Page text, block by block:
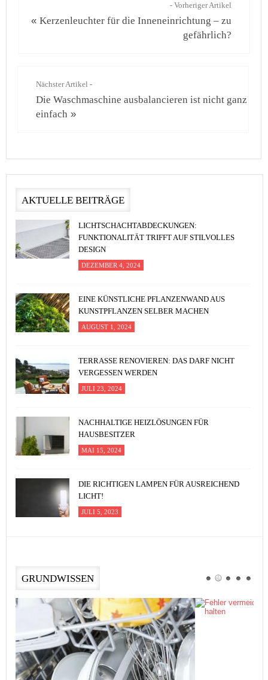
- Vorheriger Artikel
«Kerzenleuchter für die Inneneinrichtung – zu
gefährlich?
Nächster Artikel -
Die Waschmaschine ausbalancieren ist nicht ganz
einfach »
AKTUELLE BEITRÄGE
LICHTSCHACHTABDECKUNGEN:
FUNKTIONALITÄT TRIFFT AUF STILVOLLES
DESIGN
DEZEMBER 4, 2024
EINE KÜNSTLICHE PFLANZENWAND AUS
KUNSTPFLANZEN SELBER MACHEN
AUGUST 1, 2024
TERRASSE RENOVIEREN: DAS DARF NICHT
VERGESSEN WERDEN
JULI 23, 2024
NACHHALTIGE HEIZLÖSUNGEN FÜR
HAUSBESITZER
MAI 15, 2024
DIE RICHTIGEN LAMPEN FÜR AUSREICHEND
LICHT!
JULI 5, 2023
GRUNDWISSEN